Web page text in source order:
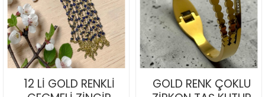
12 Lİ GOLD RENKLİ
GOLD RENK ÇOKLU